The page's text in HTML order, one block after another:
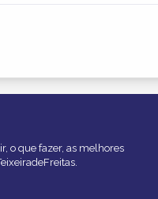
o que fazer, as melhores